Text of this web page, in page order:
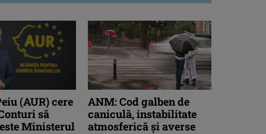
(AUR) cere
să
Ministerul
ANM: Cod galben de
caniculă, instabilitate
atmosferică și averse